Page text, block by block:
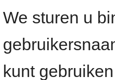
We sturen u
kunt